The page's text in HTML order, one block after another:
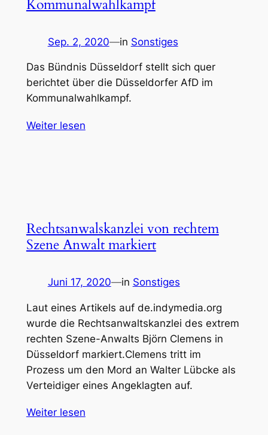
Kommunalwahlkampf
Sep. 2, 2020—in Sonstiges
Das Bündnis Düsseldorf stellt sich quer
berichtet über die Düsseldorfer AfD im
Kommunalwahlkampf.
Weiter lesen
Rechtsanwalskanzlei von rechtem
Szene Anwalt markiert
Juni 17, 2020—in Sonstiges
Laut eines Artikels auf de.indymedia.org
wurde die Rechtsanwaltskanzlei des extrem
rechten Szene-Anwalts Björn Clemens in
Düsseldorf markiert.Clemens tritt im
Prozess um den Mord an Walter Lübcke als
Verteidiger eines Angeklagten auf.
Weiter lesen